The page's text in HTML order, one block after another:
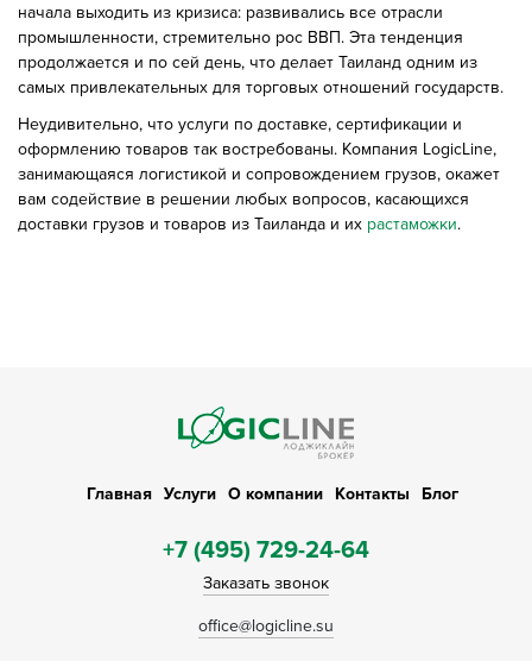
начала выходить из кризиса: развивались все отрасли
промышленности, стремительно рос ВВП. Эта тенденция
продолжается и по сей день, что делает Таиланд одним из
самых привлекательных для торговых отношений государств.
Неудивительно, что услуги по доставке, сертификации и
оформлению товаров так востребованы. Компания LogicLine,
занимающаяся логистикой и сопровождением грузов, окажет
вам содействие в решении любых вопросов, касающихся
доставки грузов и товаров из Таиланда и их растаможки.
Главная Услуги О компании Контакты Блог
+7 (495) 729-24-64
Заказать звонок
office@logicline.su